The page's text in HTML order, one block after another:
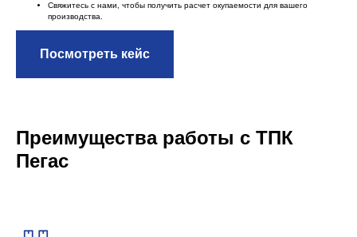
Свяжитесь с нами, чтобы получить расчет окупаемости для вашего
производства.
Посмотреть кейс
Преимущества работы с ТПК
Пегас